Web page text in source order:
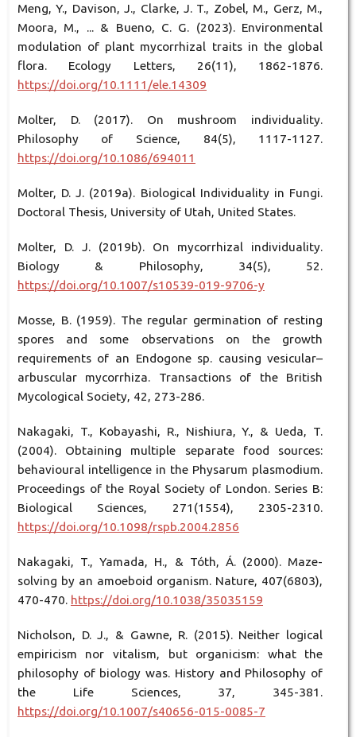
Meng, Y., Davison, J., Clarke, J. T., Zobel, M., Gerz, M.,
Moora, M., ... & Bueno, C. G. (2023). Environmental
modulation of plant mycorrhizal traits in the global
flora. Ecology Letters, 26(11), 1862-1876.
https://doi.org/10.1111/ele.14309
Molter, D. (2017). On mushroom individuality.
Philosophy of Science, 84(5), 1117-1127.
https://doi.org/10.1086/694011
Molter, D. J. (2019a). Biological Individuality in Fungi.
Doctoral Thesis, University of Utah, United States.
Molter, D. J. (2019b). On mycorrhizal individuality.
Biology & Philosophy, 34(5), 52.
https://doi.org/10.1007/s10539-019-9706-y
Mosse, B. (1959). The regular germination of resting
spores and some observations on the growth
requirements of an Endogone sp. causing vesicular–
arbuscular mycorrhiza. Transactions of the British
Mycological Society, 42, 273-286.
Nakagaki, T., Kobayashi, R., Nishiura, Y., & Ueda, T.
(2004). Obtaining multiple separate food sources:
behavioural intelligence in the Physarum plasmodium.
Proceedings of the Royal Society of London. Series B:
Biological Sciences, 271(1554), 2305-2310.
https://doi.org/10.1098/rspb.2004.2856
Nakagaki, T., Yamada, H., & Tóth, Á. (2000). Maze-
solving by an amoeboid organism. Nature, 407(6803),
470-470. https://doi.org/10.1038/35035159
Nicholson, D. J., & Gawne, R. (2015). Neither logical
empiricism nor vitalism, but organicism: what the
philosophy of biology was. History and Philosophy of
the Life Sciences, 37, 345-381.
https://doi.org/10.1007/s40656-015-0085-7